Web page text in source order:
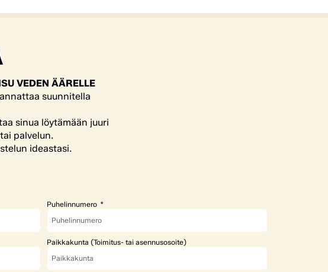
VEDEN ÄÄRELLE
suunnitella
sinua löytämään juuri
palvelun.
ideastasi.
Puhelinnumero
Paikkakunta (Toimitus- tai asennusosoite)